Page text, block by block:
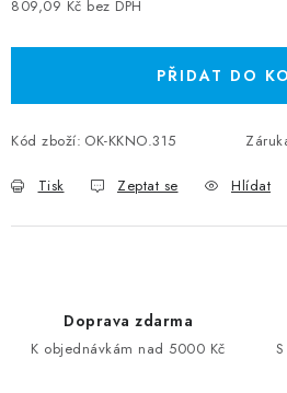
809,09 Kč bez DPH
PŘIDAT DO
Kód zboží: OK-KKNO.315
Tisk Zeptat se Hlídat
Doprava zdarma
K objednávkám nad 5000 Kč